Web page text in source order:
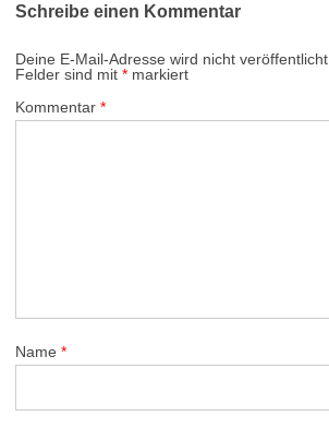
Schreibe einen Kommentar
Deine E-Mail-Adresse wird nicht veröffentlicht.
Felder sind mit * markiert
Kommentar *
Name *